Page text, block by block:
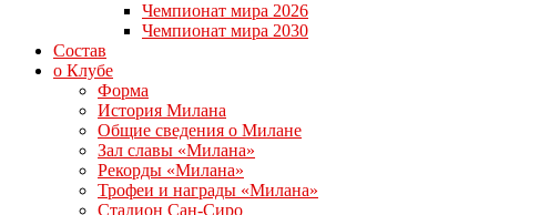
Чемпионат мира 2026
Чемпионат мира 2030
Состав
о Клубе
Форма
История Милана
Общие сведения о Милане
Зал славы «Милана»
Рекорды «Милана»
Трофеи и награды «Милана»
Стадион Сан-Сиро